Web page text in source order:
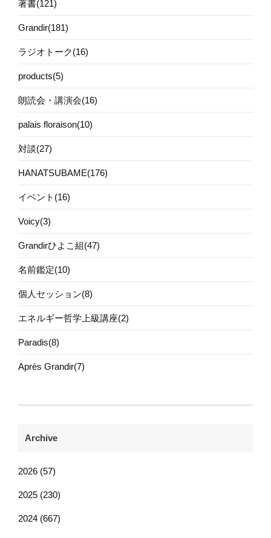
著書(121)
Grandir(181)
ラジオトーク(16)
products(5)
朗読会・講演会(16)
palais floraison(10)
対談(27)
HANATSUBAME(176)
イベント(16)
Voicy(3)
Grandirひよこ組(47)
名前鑑定(10)
個人セッション(8)
エネルギー哲学上級講座(2)
Paradis(8)
Après Grandir(7)
Archive
2026 (57)
2025 (230)
2024 (667)